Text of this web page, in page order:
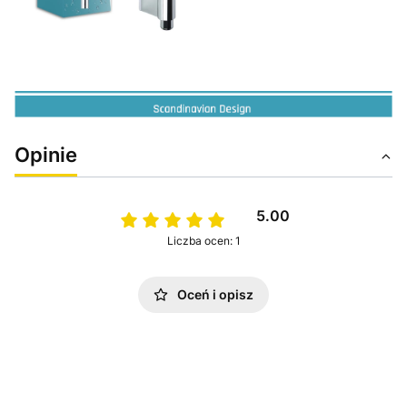
Opinie
5.00
Liczba ocen: 1
Oceń i opisz